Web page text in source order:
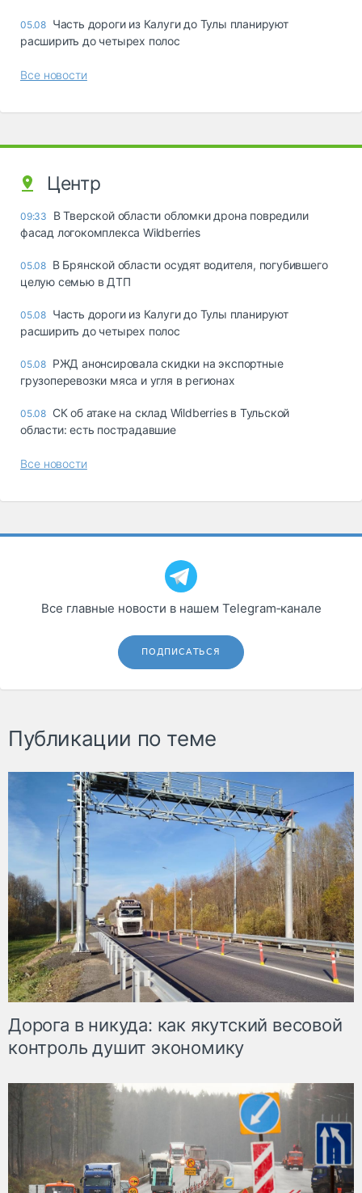
05.08 Часть дороги из Калуги до Тулы планируют
расширить до четырех полос
Все новости
Центр
09:33
В Тверской области обломки дрона повредили
фасад логокомплекса Wildberries
05.08 В Брянской области осудят водителя, погубившего
целую семью в ДТП
05.08 Часть дороги из Калуги до Тулы планируют
расширить до четырех полос
05.08 РЖД анонсировала скидки на экспортные
грузоперевозки мяса и угля в регионах
05.08 СК об атаке на склад Wildberries в Тульской
области: есть пострадавшие
Все новости
Все главные новости в нашем Telegram‑канале
ПОДПИСАТЬСЯ
Публикации по теме
Дорога в никуда: как якутский весовой
контроль душит экономику